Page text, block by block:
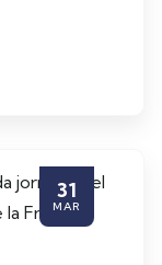
31
MAR